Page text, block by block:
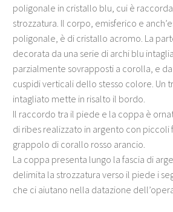
poligonale in cristallo blu, cui è
strozzatura. Il corpo, emisferico e
poligonale, è di cristallo acromo. La
decorata da una serie di archi blu
parzialmente sovrapposti a corolla, e
cuspidi verticali dello stesso colore. Un
intagliato mette in risalto il bordo.
Il raccordo tra il piede e la coppa è
di ribes realizzato in argento con piccoli
grappolo di corallo rosso arancio.
La coppa presenta lungo la fascia di
delimita la strozzatura verso il piede i
che ci aiutano nella datazione